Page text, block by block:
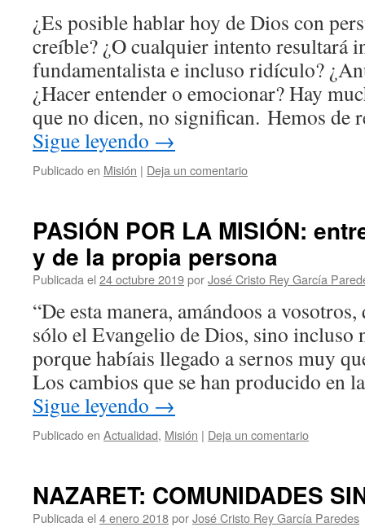
¿Es posible hablar hoy de Dios con
creíble? ¿O cualquier intento resultará
fundamentalista e incluso ridículo?
¿Hacer entender o emocionar? Hay
que no dicen, no significan. Hemos de
Sigue leyendo →
Publicado en Misión | Deja un comentario
PASIÓN POR LA MISIÓN:
y de la propia persona
Publicada el 24 octubre 2019porJosé Cristo Rey García
“De esta manera, amándoos a
sólo el Evangelio de Dios, sino incluso
porque habíais llegado a sernos muy
Los cambios que se han producido en
Sigue leyendo →
Publicado en Actualidad, Misión | Deja un comentario
NAZARET: COMUNIDADES
Publicada el 4 enero 2018porJosé Cristo Rey García Paredes